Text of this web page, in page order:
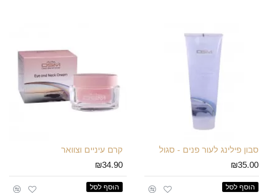
סבון פילינג לעור פנים - סגול
₪35.00
הוסף לסל
קרם עיניים וצוואר
₪34.90
הוסף לסל